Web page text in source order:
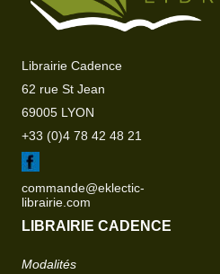
Librairie Cadence
62 rue St Jean
69005 LYON
+33 (0)4 78 42 48 21
commande@eklectic-
librairie.com
LIBRAIRIE CADENCE
Modalités